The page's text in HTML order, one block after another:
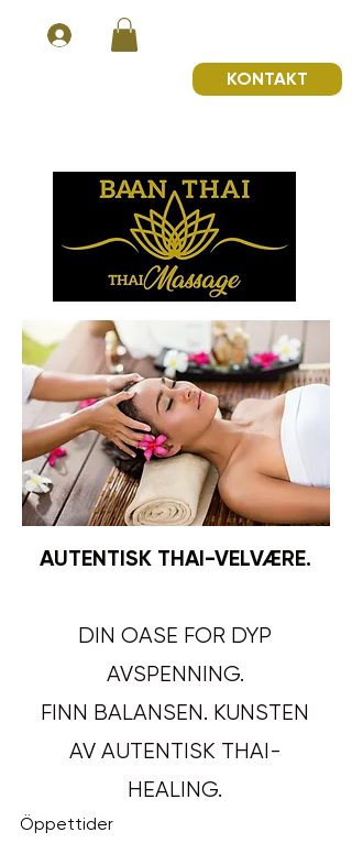
KONTAKT
AUTENTISK THAI-VELVÆRE.
DIN OASE FOR DYP
AVSPENNING.
FINN BALANSEN. KUNSTEN
AV AUTENTISK THAI-
HEALING.
Öppettider